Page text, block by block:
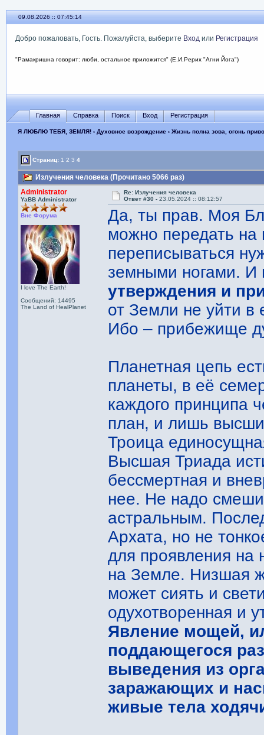
09.08.2026 :: 07:45:16
Добро пожаловать, Гость. Пожалуйста, выберите Входили Регистрация
"Рамакришна говорит: люби, остальное приложится" (Е.И.Рерих "Агни Йога")
Главная Справка Поиск Вход Регистрация
Я ЛЮБЛЮ ТЕБЯ, ЗЕМЛЯ!› Духовное возрождение› Жизнь полна зова, огонь
Страниц: 1 2 3 4
Излучения человека (Прочитано 5066 раз)
Administrator
YaBB Administrator
Вне Форума
I love The Earth!
Сообщений: 14495
The Land of HealPlanet
Re: Излучения человека
Ответ #30 -23.05.2024 :: 08:12:57
Да, ты прав. Моя
можно передать на
переписываться
земными ногами. И
утверждения и
от Земли не уйти
Ибо – прибежище
Планетная цепь
планеты, в её
каждого принципа
план, и лишь
Троица
Высшая Триада
бессмертная и
нее. Не надо
астральным.
Архата, но не
для проявления на
на Земле. Низшая
может сиять и
одухотворенная и
Явление мощей,
поддающегося
выведения из
заражающих и
живые тела